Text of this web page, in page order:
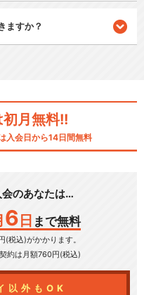
ますか？
月無料!!
入会日から14日間無料
のあなたは…
6 日 まで無料
税込)がかかります。
約は月額760円(税込)
以外もOK